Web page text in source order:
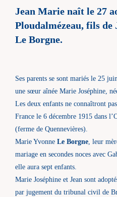
Jean Marie naît le 27
Ploudalmézeau, fils de
Le Borgne.
Ses parents se sont mariés le 25
une sœur aînée Marie Joséphine,
Les deux enfants ne connaîtront
France le 6 décembre 1915 dans
(ferme de Quennevières).
Marie Yvonne Le Borgne, leur
mariage en secondes noces avec
elle aura sept enfants.
Marie Joséphine et Jean sont
par jugement du tribunal civil de